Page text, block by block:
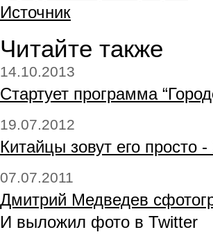
Источник
Читайте также
14.10.2013
Стартует программа
19.07.2012
Китайцы зовут его просто
07.07.2011
Дмитрий Медведев
И выложил фото в Twitter